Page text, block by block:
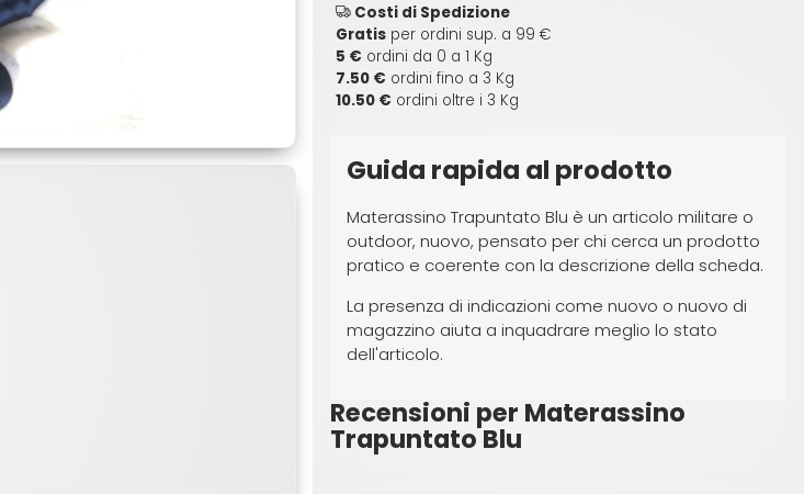
Costi di Spedizione
Gratis per ordini sup. a 99 €
5 € ordini da 0 a 1 Kg
7.50 € ordini fino a 3 Kg
10.50 € ordini oltre i 3 Kg
Guida rapida al prodotto
Materassino Trapuntato Blu è un articolo militare o
outdoor, nuovo, pensato per chi cerca un prodotto
pratico e coerente con la descrizione della scheda.
La presenza di indicazioni come nuovo o nuovo di
magazzino aiuta a inquadrare meglio lo stato
dell'articolo.
Recensioni per Materassino
Trapuntato Blu